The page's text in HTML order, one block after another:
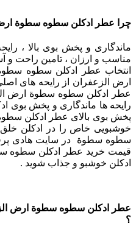
چرا عطر ادکلن سطوه سطوة ارض
ماندگاری و پخش بوی بالا ،
مناسب و ارزان ، تامین راحت و
انتخاب عطر ادکلن سطوه
ارض الزعفران از رایحه های
عطر ادکلن سطوه سطوة ارض
رایحه ها ماندگاری و پخش بوی
پخش بوی بالای عطر ادکلن
خوشبویی خاص را در ادکلن خلق
سطوه سطوة در سایت هادی
قیمت خرید عطر ادکلن سطوه
ادکلن خوشبو و جذاب شوید .
عطر ادکلن سطوه سطوة ارض
؟